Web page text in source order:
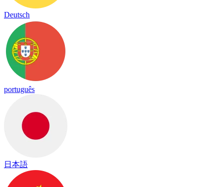
Deutsch
português
日本語